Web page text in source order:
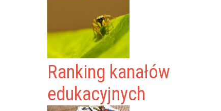
Ranking kanałów
edukacyjnych